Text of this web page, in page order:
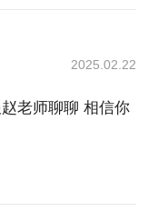
2025.02.22
老师聊聊 相信你